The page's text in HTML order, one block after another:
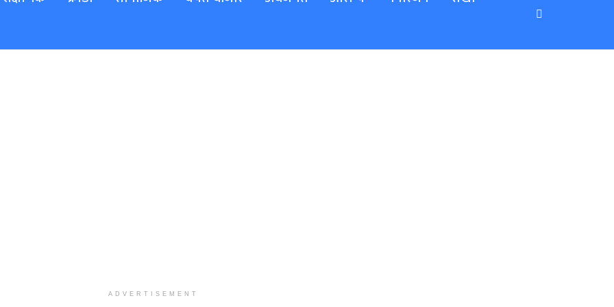
ADVERTISEMENT